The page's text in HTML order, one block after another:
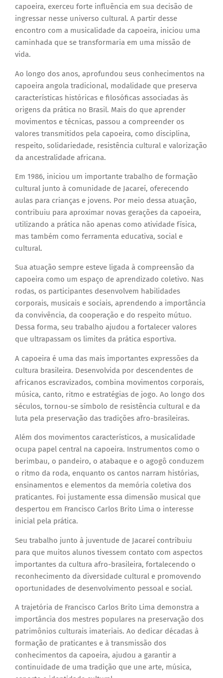
capoeira, exerceu forte influência em sua decisão de
ingressar nesse universo cultural. A partir desse
encontro com a musicalidade da capoeira, iniciou uma
caminhada que se transformaria em uma missão de
vida.
Ao longo dos anos, aprofundou seus conhecimentos na
capoeira angola tradicional, modalidade que preserva
características históricas e filosóficas associadas às
origens da prática no Brasil. Mais do que aprender
movimentos e técnicas, passou a compreender os
valores transmitidos pela capoeira, como disciplina,
respeito, solidariedade, resistência cultural e valorização
da ancestralidade africana.
Em 1986, iniciou um importante trabalho de formação
cultural junto à comunidade de Jacareí, oferecendo
aulas para crianças e jovens. Por meio dessa atuação,
contribuiu para aproximar novas gerações da capoeira,
utilizando a prática não apenas como atividade física,
mas também como ferramenta educativa, social e
cultural.
Sua atuação sempre esteve ligada à compreensão da
capoeira como um espaço de aprendizado coletivo. Nas
rodas, os participantes desenvolvem habilidades
corporais, musicais e sociais, aprendendo a importância
da convivência, da cooperação e do respeito mútuo.
Dessa forma, seu trabalho ajudou a fortalecer valores
que ultrapassam os limites da prática esportiva.
A capoeira é uma das mais importantes expressões da
cultura brasileira. Desenvolvida por descendentes de
africanos escravizados, combina movimentos corporais,
música, canto, ritmo e estratégias de jogo. Ao longo dos
séculos, tornou-se símbolo de resistência cultural e da
luta pela preservação das tradições afro-brasileiras.
Além dos movimentos característicos, a musicalidade
ocupa papel central na capoeira. Instrumentos como o
berimbau, o pandeiro, o atabaque e o agogô conduzem
o ritmo da roda, enquanto os cantos narram histórias,
ensinamentos e elementos da memória coletiva dos
praticantes. Foi justamente essa dimensão musical que
despertou em Francisco Carlos Brito Lima o interesse
inicial pela prática.
Seu trabalho junto à juventude de Jacareí contribuiu
para que muitos alunos tivessem contato com aspectos
importantes da cultura afro-brasileira, fortalecendo o
reconhecimento da diversidade cultural e promovendo
oportunidades de desenvolvimento pessoal e social.
A trajetória de Francisco Carlos Brito Lima demonstra a
importância dos mestres populares na preservação dos
patrimônios culturais imateriais. Ao dedicar décadas à
formação de praticantes e à transmissão dos
conhecimentos da capoeira, ajudou a garantir a
continuidade de uma tradição que une arte, música,